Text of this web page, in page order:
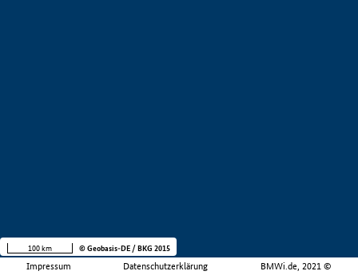
Impressum Datenschutzerklärung BMWi.de, 2021 ©
100 km © Geobasis-DE / BKG 2015